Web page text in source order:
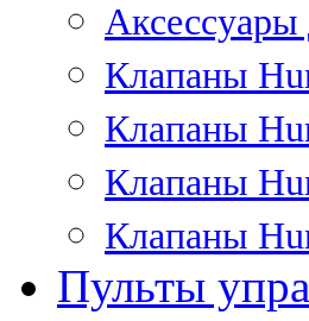
Клапаны
Клапаны
Клапаны
Клапаны
Пульты